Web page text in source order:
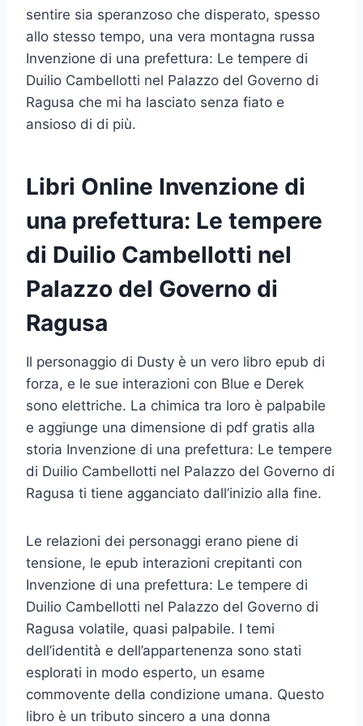
sentire sia speranzoso che disperato, spesso
allo stesso tempo, una vera montagna russa
Invenzione di una prefettura: Le tempere di
Duilio Cambellotti nel Palazzo del Governo di
Ragusa che mi ha lasciato senza fiato e
ansioso di di più.
Libri Online Invenzione di
una prefettura: Le tempere
di Duilio Cambellotti nel
Palazzo del Governo di
Ragusa
Il personaggio di Dusty è un vero libro epub di
forza, e le sue interazioni con Blue e Derek
sono elettriche. La chimica tra loro è palpabile
e aggiunge una dimensione di pdf gratis alla
storia Invenzione di una prefettura: Le tempere
di Duilio Cambellotti nel Palazzo del Governo di
Ragusa ti tiene agganciato dall’inizio alla fine.
Le relazioni dei personaggi erano piene di
tensione, le epub interazioni crepitanti con
Invenzione di una prefettura: Le tempere di
Duilio Cambellotti nel Palazzo del Governo di
Ragusa volatile, quasi palpabile. I temi
dell’identità e dell’appartenenza sono stati
esplorati in modo esperto, un esame
commovente della condizione umana. Questo
libro è un tributo sincero a una donna